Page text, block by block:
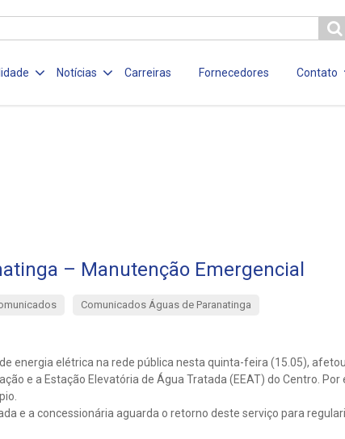
Notícias Carreiras Fornecedores Contato
– Manutenção Emergencial
Comunicados Águas de Paranatinga
energia elétrica na rede pública nesta quinta-feira (15.05),
e a Estação Elevatória de Água Tratada (EEAT) do Centro. Por
e a concessionária aguarda o retorno deste serviço para